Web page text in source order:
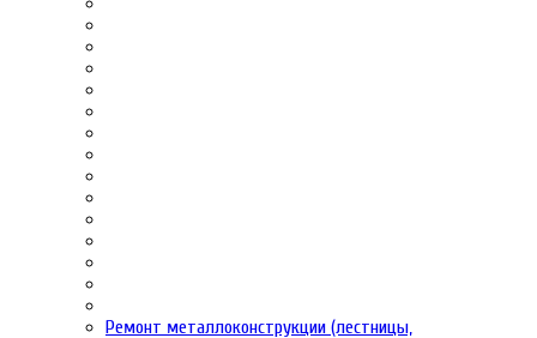
Ремонт металлоконструкции (лестницы,